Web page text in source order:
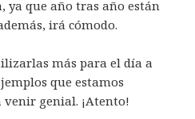
que año tras año están
irá cómodo.
más para el día a
que estamos
venir genial. ¡Atento!